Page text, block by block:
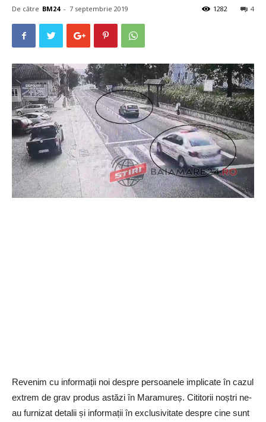
De către BM24 - 7 septembrie 2019 4
1282
Revenim cu informații noi despre persoanele implicate în cazul
extrem de grav produs astăzi în Maramureș. Cititorii noștri ne-
au furnizat detalii și informații în exclusivitate despre cine sunt